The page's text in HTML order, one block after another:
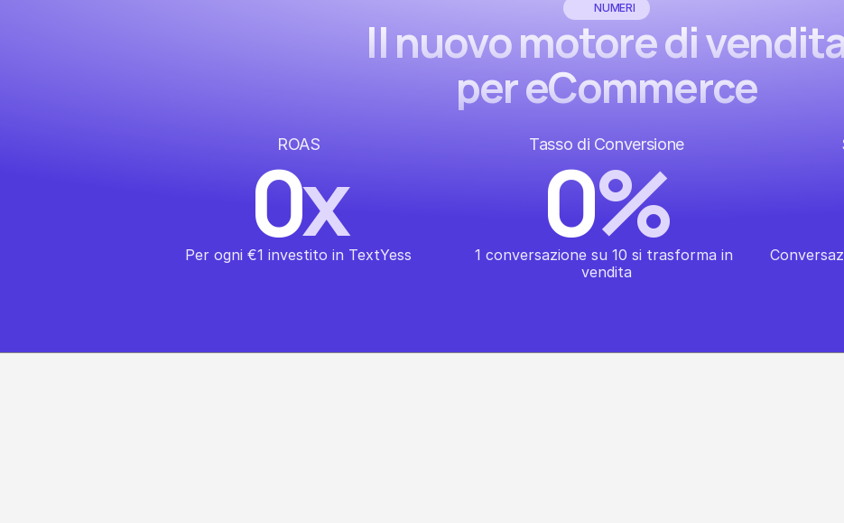
NUMERI
Il nuovo motore di
per eCommerce
ROAS
0x
Per ogni €1 investito in TextYess
Tasso di Conversione
0%
1 conversazione su 10 si trasforma in
vendita